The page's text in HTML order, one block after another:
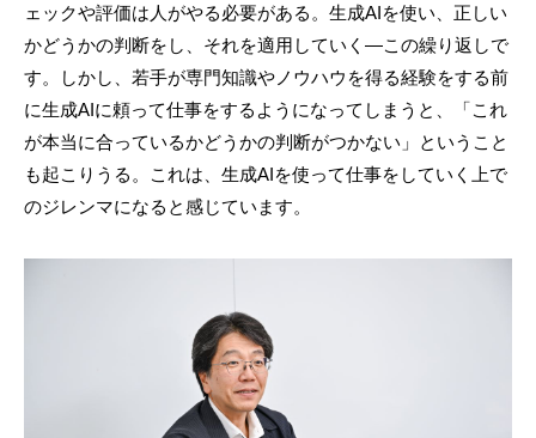
ェックや評価は人がやる必要がある。生成AIを使い、正しい
かどうかの判断をし、それを適用していく―この繰り返しで
す。しかし、若手が専門知識やノウハウを得る経験をする前
に生成AIに頼って仕事をするようになってしまうと、「これ
が本当に合っているかどうかの判断がつかない」ということ
も起こりうる。これは、生成AIを使って仕事をしていく上で
のジレンマになると感じています。